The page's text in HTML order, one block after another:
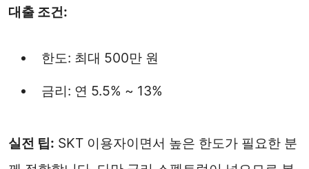
대출 조건:
한도: 최대 500만 원
금리: 연 5.5% ~ 13%
실전 팁: SKT 이용자이면서 높은 한도가 필요한 분